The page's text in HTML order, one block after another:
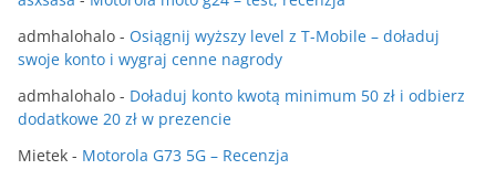
admhalohalo - Osiągnij wyższy level z T-Mobile – doładuj
swoje konto i wygraj cenne nagrody
admhalohalo - Doładuj konto kwotą minimum 50 zł i odbierz
dodatkowe 20 zł w prezencie
Mietek - Motorola G73 5G – Recenzja